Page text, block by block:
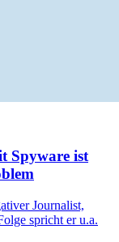
Spyware ist
Journalist,
spricht er u.a.